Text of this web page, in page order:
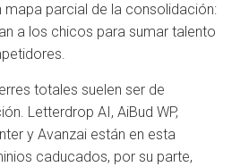
mapa parcial de la consolidación:
a los chicos para sumar talento
totales suelen ser de
Letterdrop AI, AiBud WP,
y Avanzai están en esta
caducados, por su parte,